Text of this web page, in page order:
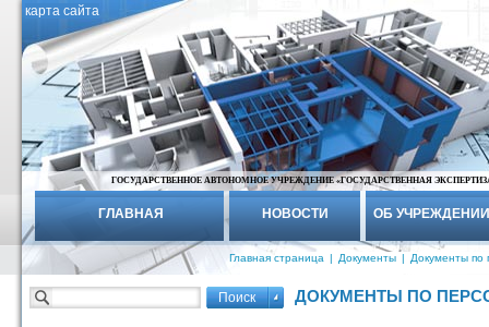
карта сайта
ГОСУДАРСТВЕННОЕ АВТОНОМНОЕ УЧРЕЖДЕНИЕ «ГОСУДАРСТВЕННАЯ
ГЛАВНАЯ НОВОСТИ ОБ УЧРЕЖДЕНИИ
Главная страница | Документы | Документы
ДОКУМЕНТЫ ПО